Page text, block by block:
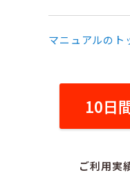
マニュアルのト
10日
ご利用実